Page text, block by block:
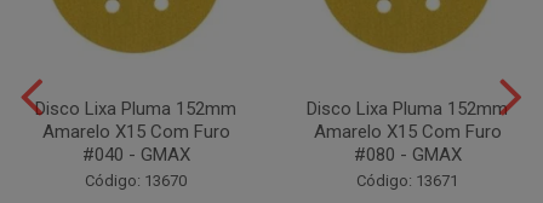
Disco Lixa Pluma 152mm
Amarelo X15 Com Furo
#040 - GMAX
Código: 13670
Disco Lixa Pluma 152mm
Amarelo X15 Com Furo
#080 - GMAX
Código: 13671